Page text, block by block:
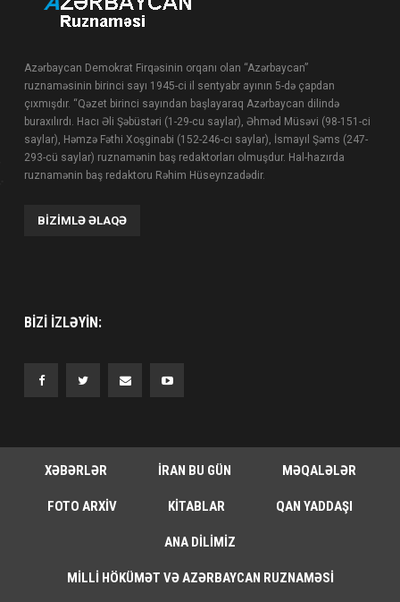
Azərbaycan Demokrat Firqəsinin orqanı olan “Azərbaycan”
ruznaməsinin birinci sayı 1945-ci il sentyabr ayının 5-də çapdan
çıxmışdır. “Qəzet birinci sayından başlayaraq Azərbaycan dilində
buraxılırdı. Hacı Əli Şəbüstəri (1-29-cu saylar), Əhməd Müsəvi (98-151-ci
saylar), Həmzə Fəthi Xoşginabi (152-246-cı saylar), İsmayıl Şəms (247-
293-cü saylar) ruznamənin baş redaktorları olmuşdur. Hal-hazırda
ruznamənin baş redaktoru Rəhim Hüseynzadədir.
BIZIMLƏ ƏLAQƏ
BIZI IZLƏYIN:
XƏBƏRLƏR İRAN BU GÜN MƏQALƏLƏR
FOTO ARXIV KITABLAR QAN YADDAŞI
ANA DILIMIZ
MILLI HÖKÜMƏT VƏ AZƏRBAYCAN RUZNAMƏSI